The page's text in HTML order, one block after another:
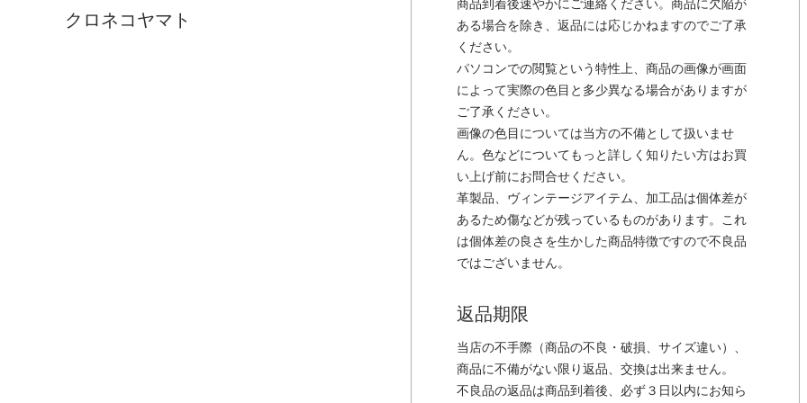
クロネコヤマト
商品到着後速やかにご連絡ください。商品に欠陥が
ある場合を除き、返品には応じかねますのでご了承
ください。
パソコンでの閲覧という特性上、商品の画像が画面
によって実際の色目と多少異なる場合がありますが
ご了承ください。
画像の色目については当方の不備として扱いませ
ん。色などについてもっと詳しく知りたい方はお買
い上げ前にお問合せください。
革製品、ヴィンテージアイテム、加工品は個体差が
あるため傷などが残っているものがあります。これ
は個体差の良さを生かした商品特徴ですので不良品
ではございません。
返品期限
当店の不手際（商品の不良・破損、サイズ違い）、
商品に不備がない限り返品、交換は出来ません。
不良品の返品は商品到着後、必ず３日以内にお知ら